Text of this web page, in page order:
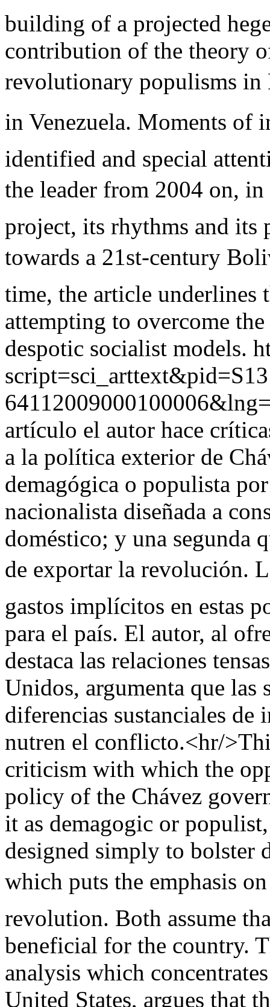
building of a projected
contribution of the theory
revolutionary populisms
in Venezuela. Moments of
identified and special
the leader from 2004 on,
project, its rhythms and
towards a 21st-century
time, the article underlines
attempting to overcome
despotic socialist models.
artículo el autor hace
a la política exterior de
demagógica o populista
nacionalista diseñada a
doméstico; y una segunda
de exportar la revolución.
gastos implícitos en estas
para el país. El autor, al
destaca las relaciones
Unidos, argumenta que las
diferencias sustanciales de
nutren el conflicto.<hr/
criticism with which the
policy of the Chávez
it as demagogic or
designed simply to bolster
which puts the emphasis on
revolution. Both assume
beneficial for the country.
analysis which
United States, argues that